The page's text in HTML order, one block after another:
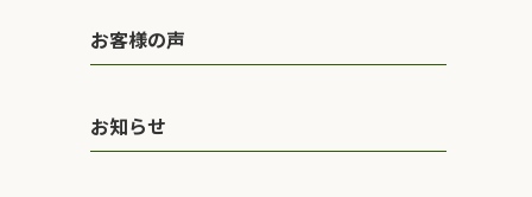
お客様の声
お知らせ